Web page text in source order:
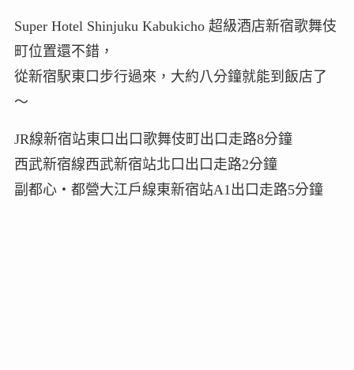
Super Hotel Shinjuku Kabukicho 超級酒店新宿歌舞伎
町位置還不錯，
從新宿駅東口步行過來，大約八分鐘就能到飯店了
～
JR線新宿站東口出口歌舞伎町出口走路8分鐘
西武新宿線西武新宿站北口出口走路2分鐘
副都心・都營大江戶線東新宿站A1出口走路5分鐘